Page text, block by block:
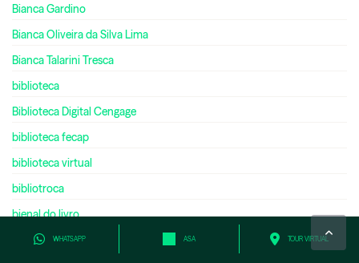
WHATSAPP ASA TOUR VIRTUAL
Bianca Gardino
Bianca Oliveira da Silva Lima
Bianca Talarini Tresca
biblioteca
Biblioteca Digital Cengage
biblioteca fecap
biblioteca virtual
bibliotroca
bienal do livro
bilíngue